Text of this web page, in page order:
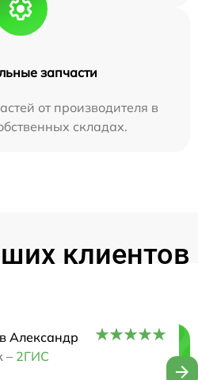
запчасти
от производителя в
складах.
клиентов
Александр
– 2ГИС